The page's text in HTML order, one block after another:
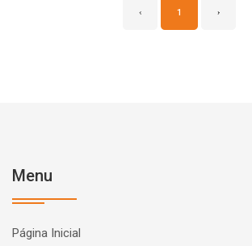
‹ 1 ›
Menu
Página Inicial